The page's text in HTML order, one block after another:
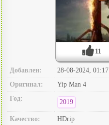
11
Добавлен:
28-08-2024, 01:17
Оригинал:
Yip Man 4
Год:
2019
Качество:
HDrip